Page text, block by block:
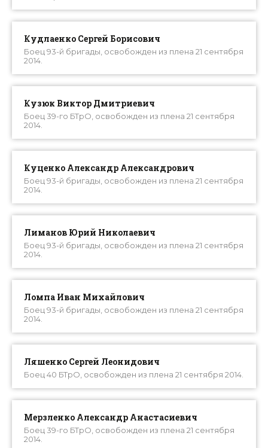
Кудлаенко Сергей Борисович
Боец 93-й бригады, освобожден из плена 21 сентября
2014.
Кузюк Виктор Дмитриевич
Боец 39-го БТрО, освобожден из плена 21 сентября
2014.
Куценко Александр Александрович
Боец 93-й бригады, освобожден из плена 21 сентября
2014.
Лиманов Юрий Николаевич
Боец 93-й бригады, освобожден из плена 21 сентября
2014.
Ломпа Иван Михайлович
Боец 93-й бригады, освобожден из плена 21 сентября
2014.
Ляшенко Сергей Леонидович
Боец 40 БТрО, освобожден из плена 21 сентября 2014.
Мерзленко Александр Анастасиевич
Боец 39-го БТрО, освобожден из плена 21 сентября
2014.